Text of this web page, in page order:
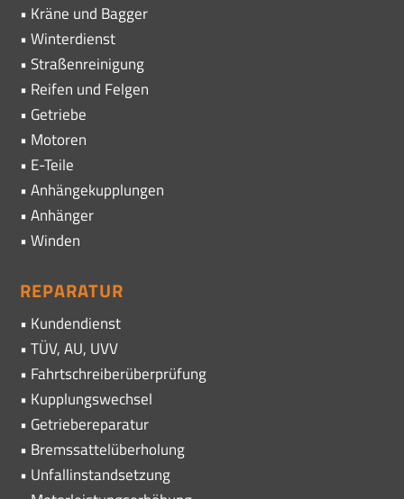
• Kräne und Bagger
• Winterdienst
• Straßenreinigung
• Reifen und Felgen
• Getriebe
• Motoren
• E-Teile
• Anhängekupplungen
• Anhänger
• Winden
REPARATUR
• Kundendienst
• TÜV, AU, UVV
• Fahrtschreiberüberprüfung
• Kupplungswechsel
• Getriebereparatur
• Bremssattelüberholung
• Unfallinstandsetzung